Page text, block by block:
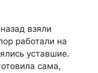
взяли
работали на
уставшие.
сама,